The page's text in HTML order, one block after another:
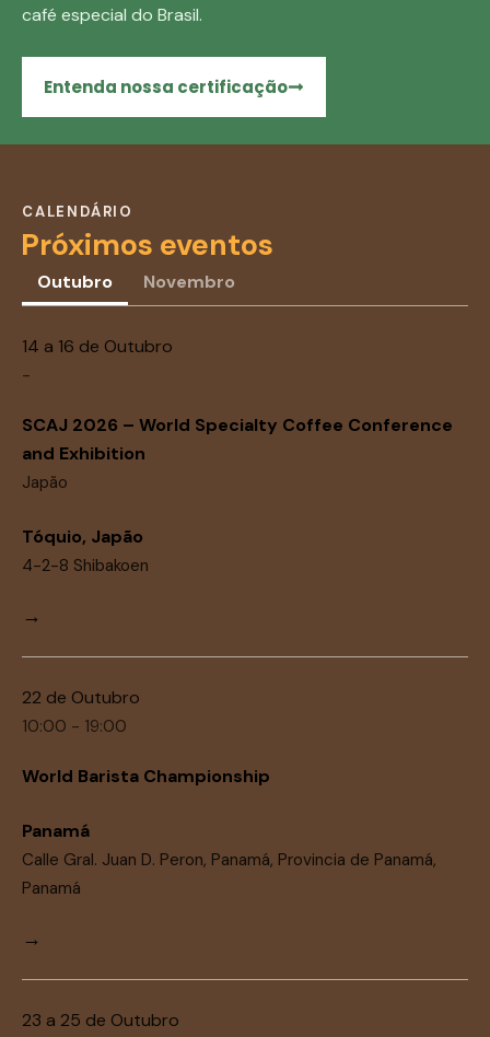
café especial do Brasil.
Entenda nossa certificação
CALENDÁRIO
Próximos eventos
Outubro Novembro
14 a 16 de Outubro
-
SCAJ 2026 – World Specialty Coffee Conference
and Exhibition
Japão
Tóquio, Japão
4-2-8 Shibakoen
→
22 de Outubro
10:00 - 19:00
World Barista Championship
Panamá
Calle Gral. Juan D. Peron, Panamá, Provincia de Panamá,
Panamá
→
23 a 25 de Outubro